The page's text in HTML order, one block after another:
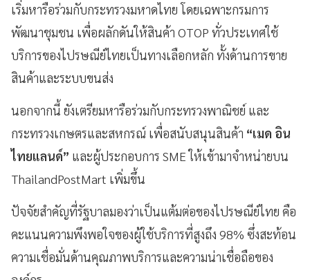
เริ่มหารือร่วมกับกระทรวงมหาดไทย โดยเฉพาะกรมการ
พัฒนาชุมชน เพื่อผลักดันให้สินค้า OTOP ทั่วประเทศใช้
บริการของไปรษณีย์ไทยเป็นทางเลือกหลัก ทั้งด้านการขาย
สินค้าและระบบขนส่ง
นอกจากนี้ ยังเตรียมหารือร่วมกับกระทรวงพาณิชย์ และ
กระทรวงเกษตรและสหกรณ์ เพื่อสนับสนุนสินค้า “เมด อิน
ไทยแลนด์” และผู้ประกอบการ SME ให้เข้ามาจำหน่ายบน
ThailandPostMart เพิ่มขึ้น
ปัจจัยสำคัญที่รัฐบาลมองว่าเป็นแต้มต่อของไปรษณีย์ไทย คือ
คะแนนความพึงพอใจของผู้ใช้บริการที่สูงถึง 98% ซึ่งสะท้อน
ความเชื่อมั่นด้านคุณภาพบริการและความน่าเชื่อถือของ